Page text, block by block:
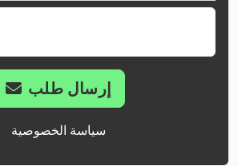
إرسال طلب
سياسة الخصوصية